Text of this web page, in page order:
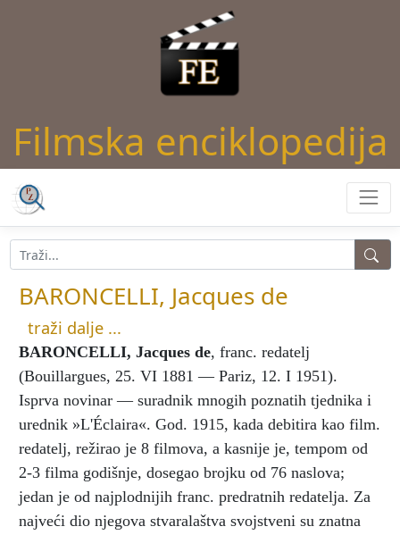
Filmska enciklopedija
BARONCELLI, Jacques de
traži dalje ...
BARONCELLI, Jacques de, franc. redatelj
(Bouillargues, 25. VI 1881 — Pariz, 12. I 1951).
Isprva novinar — suradnik mnogih poznatih tjednika i
urednik »L'Éclaira«. God. 1915, kada debitira kao film.
redatelj, režirao je 8 filmova, a kasnije je, tempom od
2-3 filma godišnje, dosegao brojku od 76 naslova;
jedan je od najplodnijih franc. predratnih redatelja. Za
najveći dio njegova stvaralaštva svojstveni su znatna